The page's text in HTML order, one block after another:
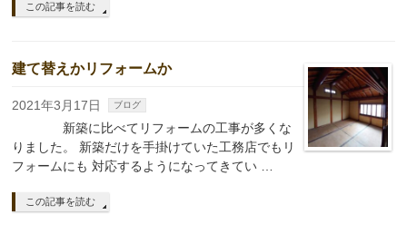
この記事を読む
建て替えかリフォームか
2021年3月17日 ブログ
新築に比べてリフォームの工事が多くな
りました。 新築だけを手掛けていた工務店でもリ
フォームにも 対応するようになってきてい …
この記事を読む